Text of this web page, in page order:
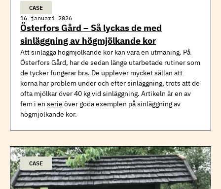
CASE
16 januari 2026
Österfors Gård – Så lyckas de med
sinläggning av högmjölkande kor
Att sinlägga högmjölkande kor kan vara en utmaning. På
Österfors Gård, har de sedan länge utarbetade rutiner som
de tycker fungerar bra. De upplever mycket sällan att
korna har problem under och efter sinläggning, trots att de
ofta mjölkar över 40 kg vid sinläggning. Artikeln är en av
fem i enserie över goda exemplen på sinläggning av
högmjölkande kor.
CASE